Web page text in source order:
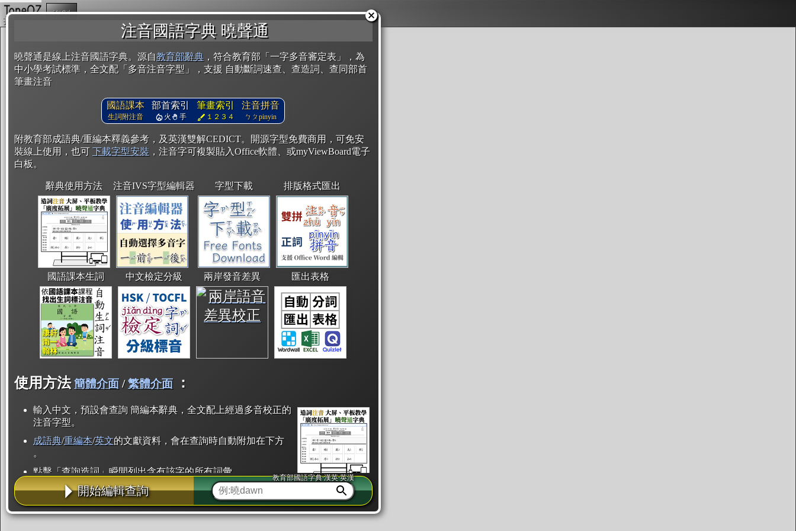
注音國語字典 曉聲通
曉聲通是線上注音國語字典。源自教育部辭典 ，符合教育部「一字多音審定表」，為
中小學考試標準，全文配「多音注音字型」，支援 自動斷詞速查、查造詞、查同部首
筆畫注音
國語課本
生詞附注音
部首索引
火 手
筆畫索引
１２３４
注音拼音
ㄅㄆpinyin
附教育部成語典/重編本釋義參考，及英漢雙解CEDICT。開源字型免費商用，可免安
裝線上使用，也可 下載字型安裝 ，注音字可複製貼入Office軟體、或myViewBoard電子
白板。
辭典使用方法 注音IVS字型編輯器 字型下載 排版格式匯出
國語課本生詞 中文檢定分級 兩岸發音差異 匯出表格
使用方法 簡體介面/繁體介面 ：
輸入中文，預設會查詢 簡編本辭典，全文配上經過多音校正的
注音字型。
成語典/重編本/英文的文獻資料，會在查詢時自動附加在下方
。
點擊「查詢造詞」瞬間列出含有該字的所有詞彙。
點「部首」瞬間列出所有「同部首字」。也支援查詢「同注音」或「同筆畫」。
辭典解釋的全文都經過自動斷詞，點擊便可瞬間「連續查詢」此字詞的解釋，不
用手動重複輸入。
開始編輯查詢
教育部國語字典·漢英·英漢
複製